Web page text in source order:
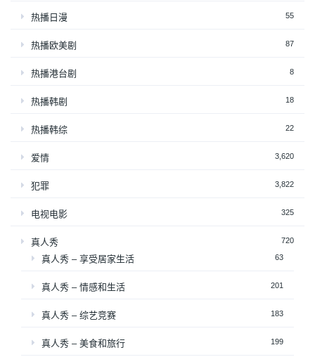
热播日漫 55
热播欧美剧 87
热播港台剧 8
热播韩剧 18
热播韩综 22
爱情 3,620
犯罪 3,822
电视电影 325
真人秀 720
真人秀 – 享受居家生活 63
真人秀 – 情感和生活 201
真人秀 – 综艺竞赛 183
真人秀 – 美食和旅行 199